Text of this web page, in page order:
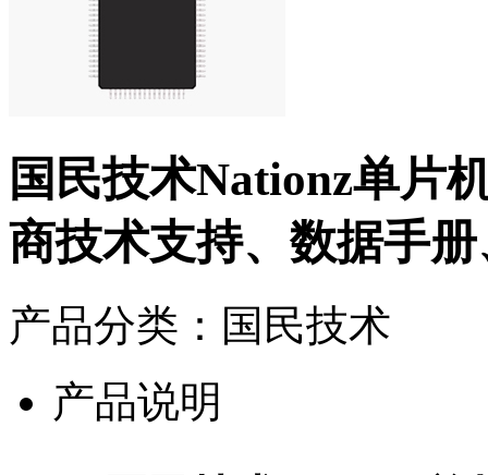
国民技术Nationz单片
商技术支持、数据手
产品分类：国民技术
产品说明